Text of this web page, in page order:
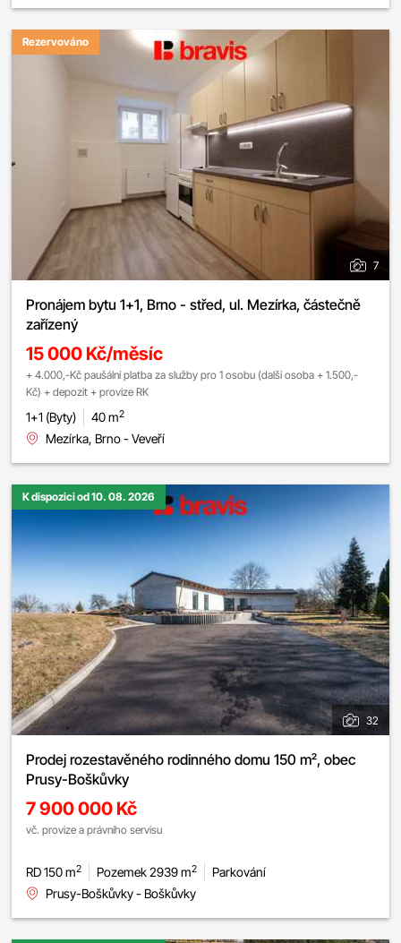
Rezervováno
7
Pronájem bytu 1+1, Brno - střed, ul. Mezírka, částečně
zařízený
15 000 Kč/měsíc
+ 4.000,-Kč paušální platba za služby pro 1 osobu (další osoba + 1.500,-
Kč) + depozit + provize RK
1+1 (Byty) 40 m2
Mezírka, Brno - Veveří
K dispozici od 10. 08. 2026
32
Prodej rozestavěného rodinného domu 150 m², obec
Prusy-Boškůvky
7 900 000 Kč
vč. provize a právního servisu
RD 150 m2 Pozemek 2939 m2
Parkování
Prusy-Boškůvky - Boškůvky